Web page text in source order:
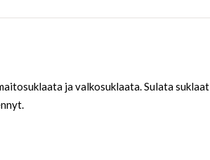
ja valkosuklaata. Sulata suklaat